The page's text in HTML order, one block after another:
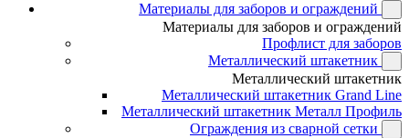
Материалы для заборов и ограждений
Материалы для заборов и ограждений
Профлист для заборов
Металлический штакетник
Металлический штакетник
Металлический штакетник Grand Line
Металлический штакетник Металл Профиль
Ограждения из сварной сетки